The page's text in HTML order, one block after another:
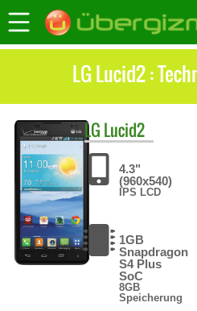
LG Lucid2 :
LG Lucid2
4.3"
(960x540)
IPS LCD
1GB
Snapdragon
S4 Plus
SoC
8GB
Speicherung